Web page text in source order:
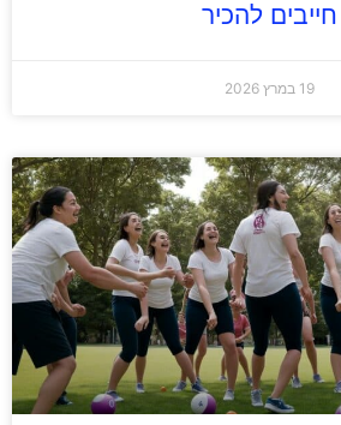
חייבים להכיר
19 במרץ 2026